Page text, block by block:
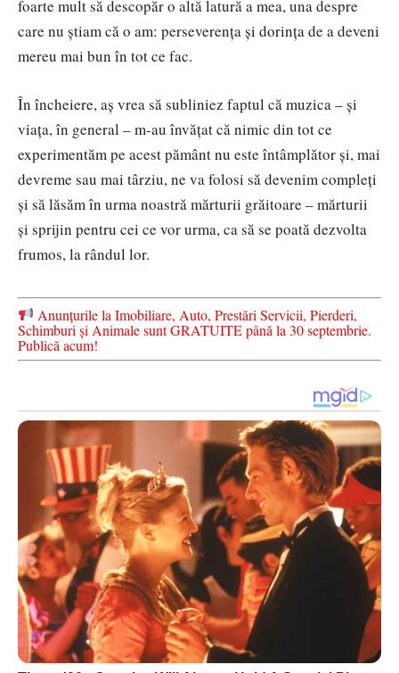
foarte mult să descopăr o altă latură a mea, una despre
care nu știam că o am: perseverența și dorința de a deveni
mereu mai bun în tot ce fac.
În încheiere, aș vrea să subliniez faptul că muzica – și
viața, în general – m-au învățat că nimic din tot ce
experimentăm pe acest pământ nu este întâmplător și, mai
devreme sau mai târziu, ne va folosi să devenim compleți
și să lăsăm în urma noastră mărturii grăitoare – mărturii
și sprijin pentru cei ce vor urma, ca să se poată dezvolta
frumos, la rândul lor.
Anunțurile la Imobiliare, Auto, Prestări Servicii, Pierderi,
Schimburi și Animale sunt GRATUITE până la 30 septembrie.
Publică acum!